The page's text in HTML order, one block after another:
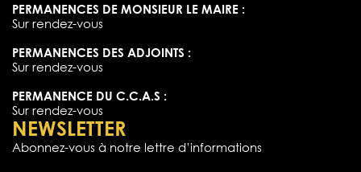
PERMANENCES DE MONSIEUR LE MAIRE :
Sur rendez-vous
PERMANENCES DES ADJOINTS :
Sur rendez-vous
PERMANENCE DU C.C.A.S :
Sur rendez-vous
NEWSLETTER
Abonnez-vous à notre lettre d’informations